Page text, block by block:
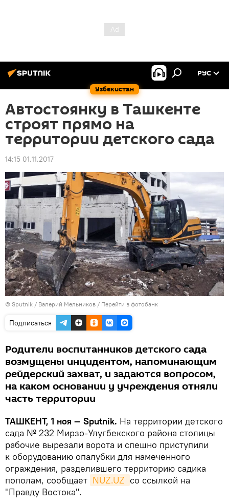
Узбекистан
РУС
Автостоянку в Ташкенте
строят прямо на
территории детского сада
14:15 01.11.2017
© Sputnik / Валерий Мельников / Перейти в фотобанк
Подписаться
Родители воспитанников детского сада
возмущены инцидентом, напоминающим
рейдерский захват, и задаются вопросом,
на каком основании у учреждения отняли
часть территории
ТАШКЕНТ, 1 ноя — Sputnik. На территории детского
сада № 232 Мирзо-Улугбекского района столицы
рабочие вырезали ворота и спешно приступили
к оборудованию опалубки для намеченного
ограждения, разделившего территорию садика
пополам, сообщает NUZ.UZ со ссылкой на
"Правду Востока".